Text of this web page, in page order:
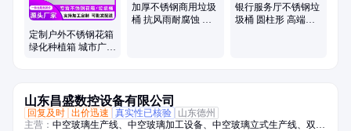
定制户外不锈钢花箱
绿化种植箱 城市广场
加厚不锈钢商用垃圾
桶 抗风雨耐腐蚀 户
银行服务厅不锈钢垃
圾桶 圆柱形 高端美
山东昌盛数控设备有限公司
回复及时 出价迅速 真实性已核验
山东德州
主营： 中空玻璃生产线、中空玻璃加工设备、中空玻璃立式生产线、双组